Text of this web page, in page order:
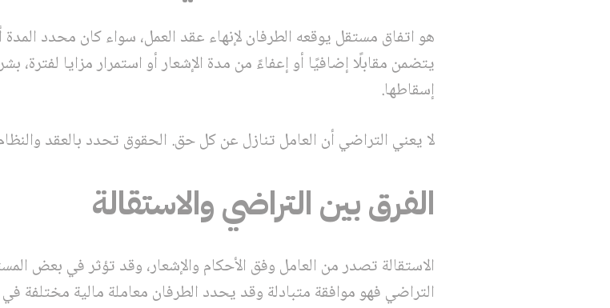
هو اتفاق مستقل يوقعه الطرفان لإنهاء عقد العمل، سواء كان محدد
يتضمن مقابلًا إضافيًا أو إعفاءً من مدة الإشعار أو استمرار مزايا
إسقاطها.
لا يعني التراضي أن العامل تنازل عن كل حق. الحقوق تحدد بالعقد
الفرق بين التراضي والاستقالة
الاستقالة تصدر من العامل وفق الأحكام والإشعار، وقد تؤثر في بعض
التراضي فهو موافقة متبادلة وقد يحدد الطرفان معاملة مالية مختلفة